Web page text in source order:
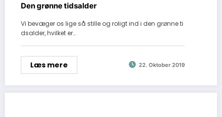
Den grønne tidsalder
Vi bevæger os lige så stille og roligt ind i den grønne ti
dsalder, hvilket er…
Læs mere 22. Oktober 2019